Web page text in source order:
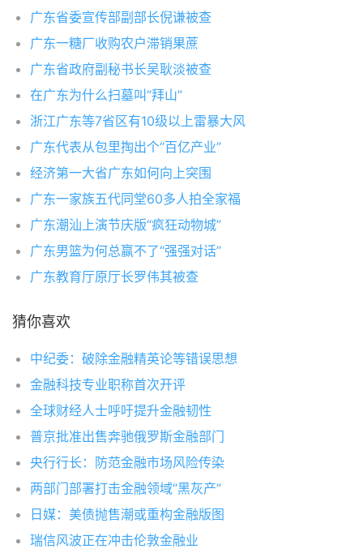
广东省委宣传部副部长倪谦被查
广东一糖厂收购农户滞销果蔗
广东省政府副秘书长吴耿淡被查
在广东为什么扫墓叫“拜山”
浙江广东等7省区有10级以上雷暴大风
广东代表从包里掏出个“百亿产业”
经济第一大省广东如何向上突围
广东一家族五代同堂60多人拍全家福
广东潮汕上演节庆版“疯狂动物城”
广东男篮为何总赢不了“强强对话”
广东教育厅原厅长罗伟其被查
猜你喜欢
中纪委：破除金融精英论等错误思想
金融科技专业职称首次开评
全球财经人士呼吁提升金融韧性
普京批准出售奔驰俄罗斯金融部门
央行行长：防范金融市场风险传染
两部门部署打击金融领域“黑灰产”
日媒：美债抛售潮或重构金融版图
瑞信风波正在冲击伦敦金融业